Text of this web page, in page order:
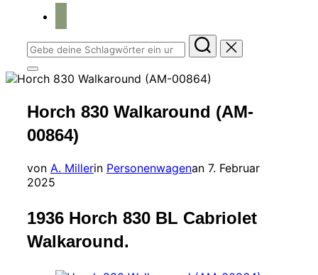
Suchen
nach:
Seitenleiste
&
umschalten
Horch 830 Walkaround (AM-
00864)
von A. Millerin Personenwagenan Veröffentlicht
7. Februar
2025
1936 Horch 830 BL Cabriolet
Walkaround.